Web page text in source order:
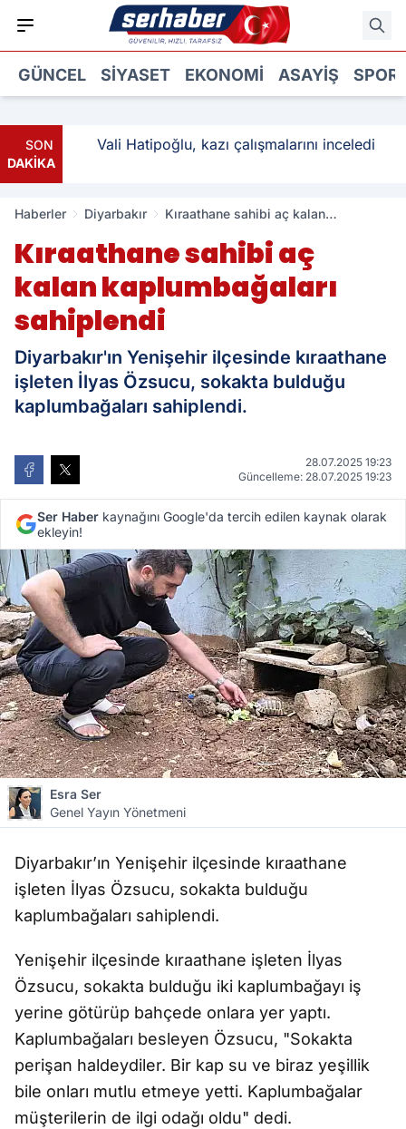
GÜNCEL SIYASET EKONOMI ASAYIŞ SPOR
SON
DAKİKA
Vali Hatipoğlu, kazı çalışmalarını inceledi
Haberler Diyarbakır
Kıraathane sahibi aç kalan
Kıraathane sahibi aç
kalan kaplumbağaları
sahiplendi
Diyarbakır'ın Yenişehir ilçesinde kıraathane
işleten İlyas Özsucu, sokakta bulduğu
kaplumbağaları sahiplendi.
28.07.2025 19:23
Güncelleme: 28.07.2025 19:23
Ser Haber kaynağını Google'da tercih edilen kaynak olarak
ekleyin!
Esra Ser
Genel Yayın Yönetmeni
Diyarbakır’ın Yenişehir ilçesinde kıraathane
işleten İlyas Özsucu, sokakta bulduğu
kaplumbağaları sahiplendi.
Yenişehir ilçesinde kıraathane işleten İlyas
Özsucu, sokakta bulduğu iki kaplumbağayı iş
yerine götürüp bahçede onlara yer yaptı.
Kaplumbağaları besleyen Özsucu, "Sokakta
perişan haldeydiler. Bir kap su ve biraz yeşillik
bile onları mutlu etmeye yetti. Kaplumbağalar
müşterilerin de ilgi odağı oldu" dedi.